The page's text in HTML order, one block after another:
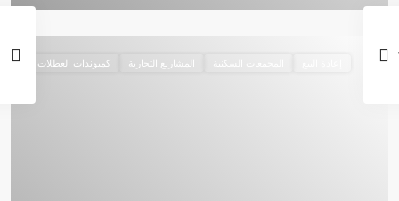
المجمعات السكنية المشاريع التجارية كمبوندات العطلات